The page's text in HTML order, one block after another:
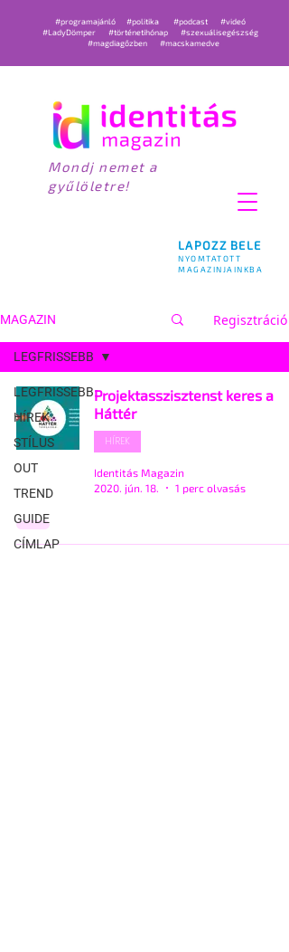
LAPOZZ BELE
NYOMTATOTT
MAGAZINJAINKBA
#programajánló #politika #podcast
#videó
#LadyDömper
#történetihónap
#szexuálisegészség
#magdiagőzben
#macskamedve
Mondj nemet a
gyűlöletre!
MAGAZIN Regisztráció
LEGFRISSEBB
HÍREK
STÍLUS
OUT
TREND
GUIDE
CÍMLAP
LEGFRISSEBB
Projektasszisztenst keres a
Háttér
HÍREK
Identitás Magazin
2020. jún. 18.
1 perc olvasás